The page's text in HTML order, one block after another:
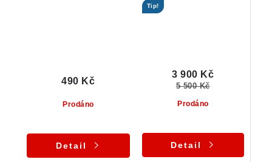
Prodáno
490 Kč
Detail
vnitřní čistotou
Tip!
Prodáno
3 900 Kč
5 500 Kč
Detail